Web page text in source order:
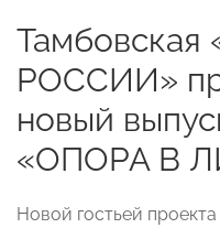
РОССИИ»
новый
«ОПОРА В
Новой гостьей